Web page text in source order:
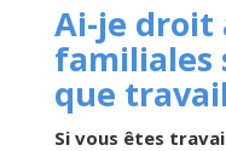
Ai-je droit
familiales
que
Si vous êtes